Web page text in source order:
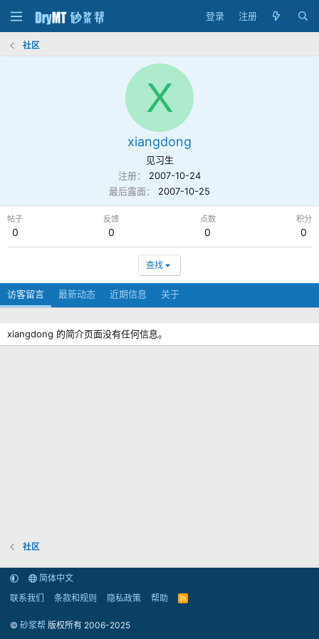
登录 注册
社区
X
xiangdong
见习生
注册
2007-10-24
最后露面
2007-10-25
帖子
0
反馈
0
点数
0
积分
0
查找
访客留言 最新动态 近期信息 关于
xiangdong 的简介页面没有任何信息。
社区
简体中文
联系我们
条款和规则 隐私政策 帮助
R
© 砂浆帮 版权所有 2006-2025